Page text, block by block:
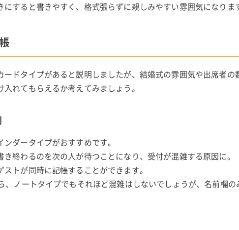
すると書きやすく、格式張らずに親しみやすい雰囲気になりま
ドタイプがあると説明しましたが、結婚式の雰囲気や出席者の
れてもらえるか考えてみましょう。
ダータイプがおすすめです。
終わるのを次の人が待つことになり、受付が混雑する原因に。
トが同時に記帳することができます。
ノートタイプでもそれほど混雑はしないでしょうが、名前欄の